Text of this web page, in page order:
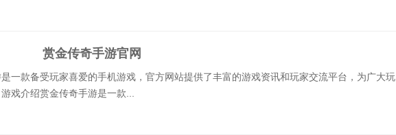
赏金传奇手游官网
一款备受玩家喜爱的手机游戏，官方网站提供了丰富的游戏资讯和玩家交流平台，为广大玩
戏介绍赏金传奇手游是一款...